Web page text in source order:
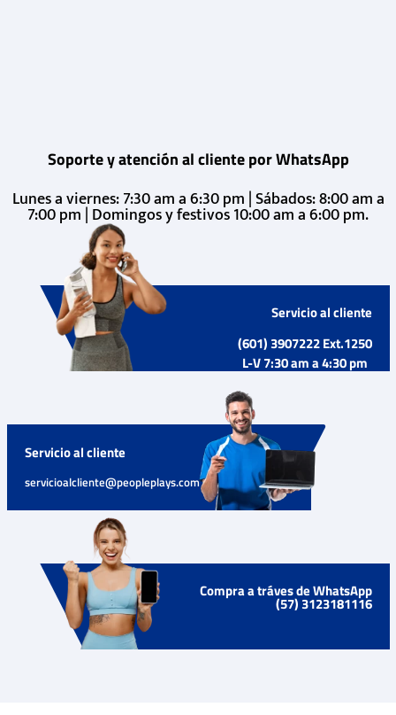
Soporte y atención al cliente por WhatsApp
Lunes a viernes: 7:30 am a 6:30 pm | Sábados: 8:00 am a
7:00 pm | Domingos y festivos 10:00 am a 6:00 pm.
Servicio al cliente
(601) 3907222 Ext.1250
L-V 7:30 am a 4:30 pm
Servicio al cliente
servicioalcliente@peopleplays.com
Compra a tráves de WhatsApp
(57) 3123181116